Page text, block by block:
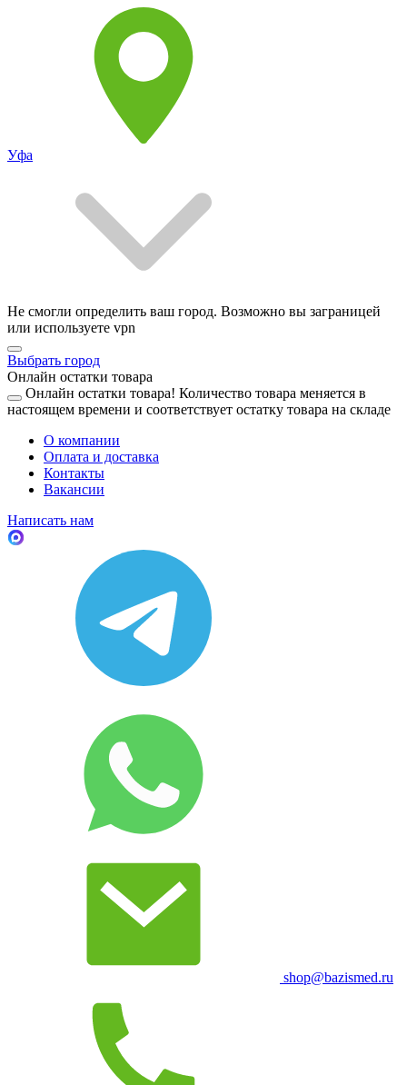
Уфа
Не смогли определить ваш город. Возможно вы заграницей
или используете vpn
Выбрать город
Онлайн остатки товара
Онлайн остатки товара! Количество товара меняется в
настоящем времени и соответствует остатку товара на складе
О компании
Оплата и доставка
Контакты
Вакансии
Написать нам
shop@bazismed.ru